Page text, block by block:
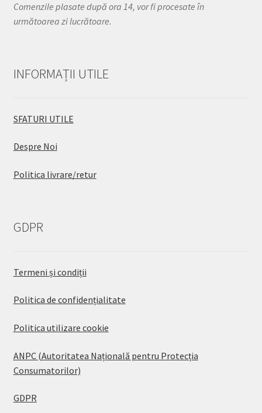
Comenzile plasate după ora 14, vor fi procesate în
următoarea zi lucrătoare.
INFORMAȚII UTILE
SFATURI UTILE
Despre Noi
Politica livrare/retur
GDPR
Termeni și condiții
Politica de confidențialitate
Politica utilizare cookie
ANPC (Autoritatea Națională pentru Protecția
Consumatorilor)
GDPR